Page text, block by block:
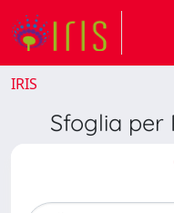
IRIS
Sfoglia per